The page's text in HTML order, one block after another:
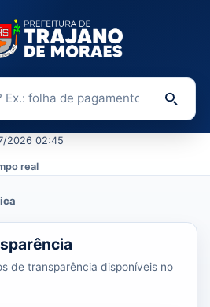
2026 02:45
real
banco de dados.
de transparência disponíveis no